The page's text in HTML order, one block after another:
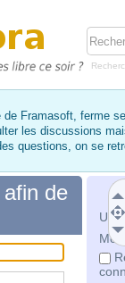
Framasoft, ferme
les discussions
questions, on se
Mot
de